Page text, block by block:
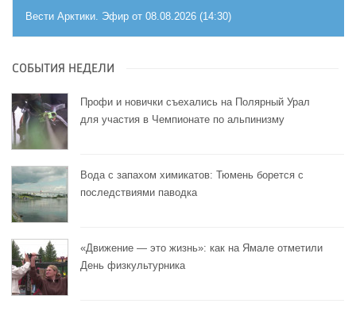
Вести Арктики. Эфир от 08.08.2026 (14:30)
СОБЫТИЯ НЕДЕЛИ
Профи и новички съехались на Полярный Урал
для участия в Чемпионате по альпинизму
Вода с запахом химикатов: Тюмень борется с
последствиями паводка
«Движение — это жизнь»: как на Ямале отметили
День физкультурника